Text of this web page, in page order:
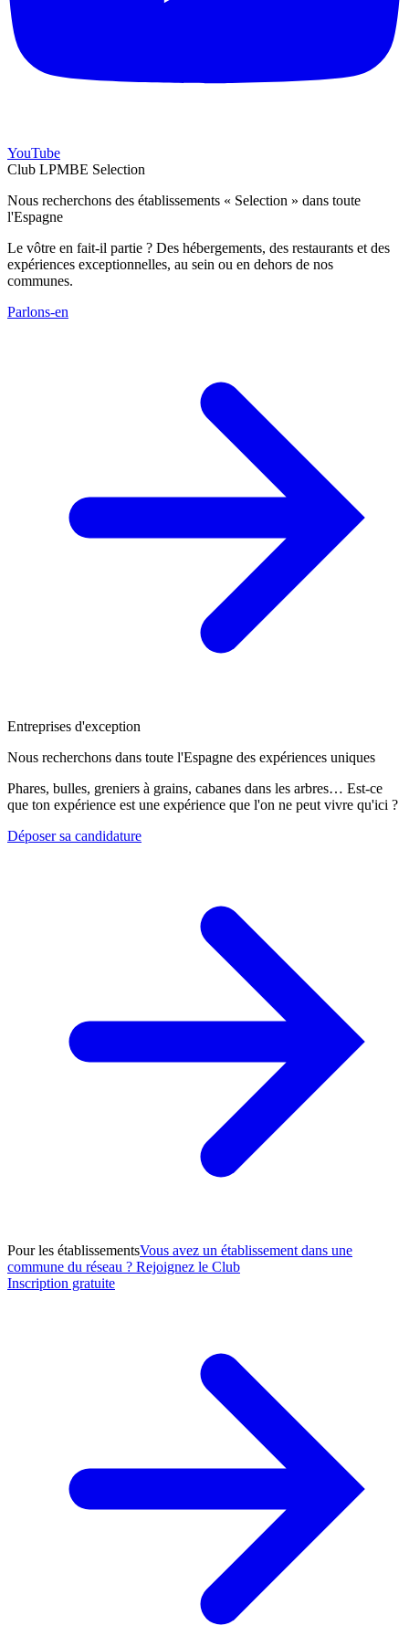
YouTube
Club LPMBE Selection
Nous recherchons des établissements « Selection » dans toute
l'Espagne
Le vôtre en fait-il partie ? Des hébergements, des restaurants et des
expériences exceptionnelles, au sein ou en dehors de nos
communes.
Parlons-en
Entreprises d'exception
Nous recherchons dans toute l'Espagne des expériences uniques
Phares, bulles, greniers à grains, cabanes dans les arbres… Est-ce
que ton expérience est une expérience que l'on ne peut vivre qu'ici ?
Déposer sa candidature
Pour les établissementsVous avez un établissement dans une
commune du réseau ? Rejoignez le Club
Inscription gratuite